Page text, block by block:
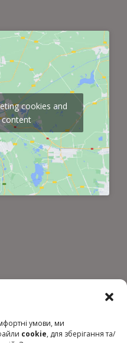
умови, ми
cookie, для зберігання та/
cookies and
content